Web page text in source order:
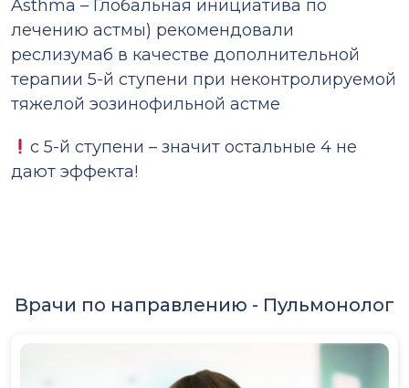
Asthma – Глобальная инициатива по
лечению астмы) рекомендовали
реслизумаб в качестве дополнительной
терапии 5-й ступени при неконтролируемой
тяжелой эозинофильной астме
с 5-й ступени – значит остальные 4 не
дают эффекта!
Врачи по направлению - Пульмонолог